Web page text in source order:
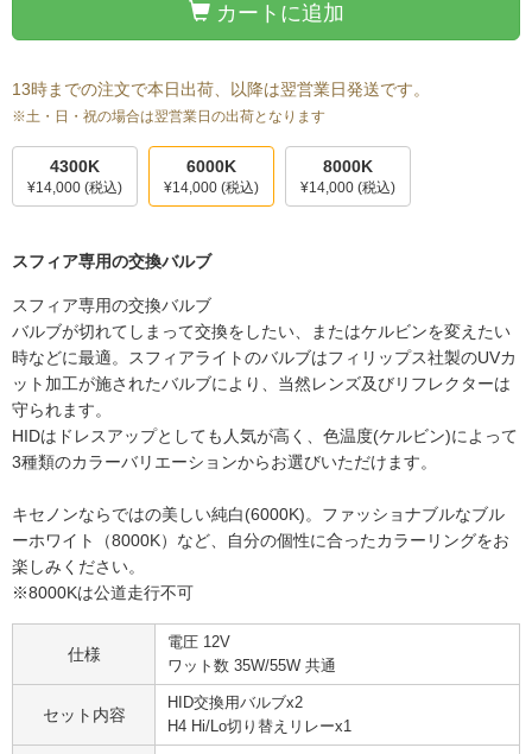
カートに追加
13時までの注文で本日出荷、以降は翌営業日発送です。
※土・日・祝の場合は翌営業日の出荷となります
4300K
¥14,000 (税込)
6000K
¥14,000 (税込)
8000K
¥14,000 (税込)
スフィア専用の交換バルブ
スフィア専用の交換バルブ
バルブが切れてしまって交換をしたい、またはケルビンを変えたい
時などに最適。スフィアライトのバルブはフィリップス社製のUVカ
ット加工が施されたバルブにより、当然レンズ及びリフレクターは
守られます。
HIDはドレスアップとしても人気が高く、色温度(ケルビン)によって
3種類のカラーバリエーションからお選びいただけます。
キセノンならではの美しい純白(6000K)。ファッショナブルなブル
ーホワイト（8000K）など、自分の個性に合ったカラーリングをお
楽しみください。
※8000Kは公道走行不可
仕様
電圧 12V
ワット数 35W/55W 共通
セット内容
HID交換用バルブx2
H4 Hi/Lo切り替えリレーx1